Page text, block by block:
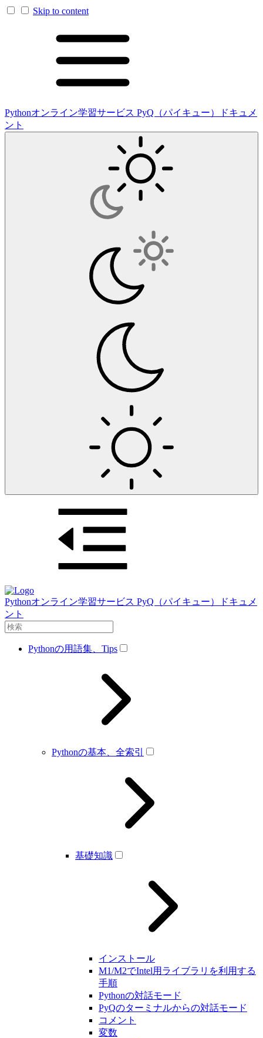
Skip to content
Pythonオンライン学習サービス PyQ（パイキュー）ドキュメ
ント
Pythonオンライン学習サービス PyQ（パイキュー）ドキュメ
ント
Pythonの用語集、Tips
Pythonの基本、全索引
基礎知識
インストール
M1/M2でIntel用ライブラリを利用する
手順
Pythonの対話モード
PyQのターミナルからの対話モード
コメント
変数